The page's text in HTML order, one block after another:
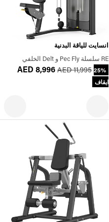
انسايت للياقة البدنية
RE سلسلة Pec Fly و Delt الخلفي
AED 8,996 AED 11,995 25%
ايقاف